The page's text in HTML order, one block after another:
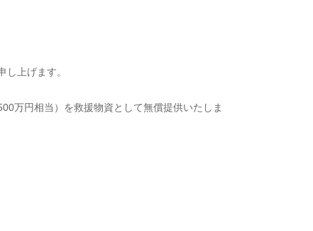
上げます。
万円相当）を救援物資として無償提供いたしま